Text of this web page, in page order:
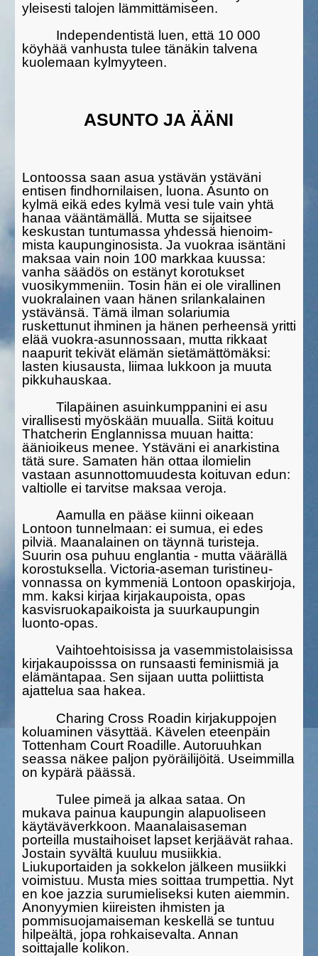
yleisesti talojen lämmittämi­seen.
Independentistä luen, että 10 000
köyhää vanhusta tulee tänäkin talvena
kuole­maan kylmyyteen.
ASUNTO JA ÄÄNI
Lontoossa saan asua ystävän ystäväni
entisen findhor­ni­laisen, luona. Asunto on
kylmä eikä edes kylmä vesi tule vain yhtä
hanaa vääntä­mällä. Mutta se sijaitsee
keskustan tuntu­massa yhdessä hienoim­
mista kaupunginosista. Ja vuokraa isäntäni
maksaa vain noin 100 markkaa kuussa:
vanha säädös on estänyt koro­tukset
vuosikymmeniin. Tosin hän ei ole virallinen
vuokralainen vaan hänen srilankalainen
ystävän­sä. Tämä ilman solariumia
ruskettunut ihminen ja hänen per­heensä yritti
elää vuokra-asunnossaan, mutta rikkaat
naapurit tekivät elämän sietämättömäksi:
lasten kiusausta, liimaa lukkoon ja muuta
pikkuhaus­kaa.
Tilapäinen asuinkumppanini ei asu
virallisesti myöskään muualla. Siitä koituu
Thatcherin Englannissa muuan haitta:
äänioikeus menee. Ystäväni ei anarkistina
tätä sure. Samaten hän ottaa ilomielin
vastaan asunnottomuudesta koituvan edun:
valtiolle ei tarvitse maksaa veroja.
Aamulla en pääse kiinni oikeaan
Lontoon tunnelmaan: ei sumua, ei edes
pilviä. Maanalainen on täynnä turisteja.
Suurin osa puhuu englantia - mutta väärällä
korostuksella. Victoria-aseman turistineu­
vonnassa on kymmeniä Lontoon opaskirjoja,
mm. kaksi kirjaa kirja­kaupoista, opas
kasvisruokapaikoista ja suurkaupungin
luonto-opas.
Vaihtoehtoisissa ja vasemmistolaisissa
kirjakaupoisssa on runsaas­ti feminismiä ja
elämäntapaa. Sen sijaan uutta poliittista
ajattelua saa hakea.
Charing Cross Roadin kirjakuppojen
koluaminen väsyttää. Käve­len eteenpäin
Tottenham Court Roadille. Autoruuhkan
seassa näkee paljon pyöräilijöitä. Useimmilla
on kypärä päässä.
Tulee pimeä ja alkaa sataa. On
mukava painua kaupungin alapuo­liseen
käytäväverkkoon. Maanalaisaseman
porteilla mustaihoiset lapset kerjäävät rahaa.
Jostain syvältä kuuluu musiikkia.
Liukuportai­den ja sokkelon jälkeen musiikki
voimistuu. Musta mies soittaa trum­pettia. Nyt
en koe jazzia surumieliseksi kuten aiemmin.
Anonyy­mien kiireisten ihmisten ja
pommisuojamaiseman keskellä se tuntuu
hilpeäl­tä, jopa rohkaisevalta. Annan
soittajalle kolikon.